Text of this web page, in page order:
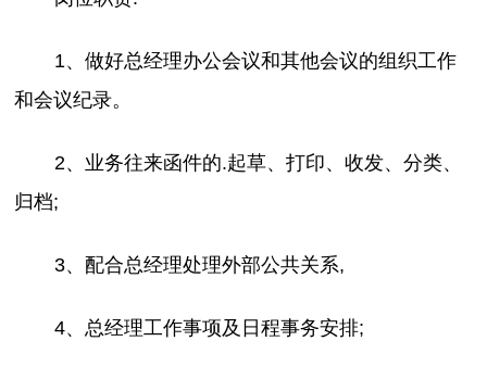
1、做好总经理办公会议和其他会议的组织工作
和会议纪录。
2、业务往来函件的.起草、打印、收发、分类、
归档;
3、配合总经理处理外部公共关系,
4、总经理工作事项及日程事务安排;